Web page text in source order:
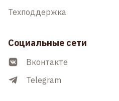
Техподдержка
Социальные сети
Вконтакте
Telegram